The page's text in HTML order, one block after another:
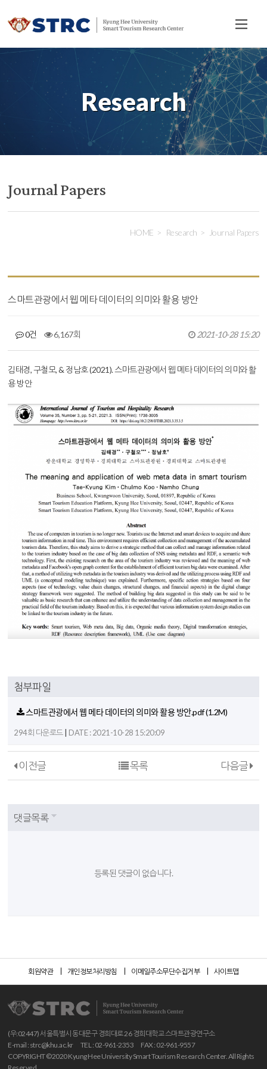
전
체
메
뉴
Research
Journal Papers
HOME Research Journal Papers
스마트관광에서 웹 메타 데이터의 의미와 활용 방안
0건 6,167회 2021-10-28 15:20
본문
김태경, 구철모, & 정남호 (2021). 스마트관광에서 웹 메타 데이터의 의미와 활
용 방안
첨부파일
스마트관광에서 웹 메타 데이터의 의미와 활용 방안.pdf(1.2M)
294회 다운로드| DATE : 2021-10-28 15:20:09
이전글 다음글
목록
댓글목록
등록된 댓글이 없습니다.
회원약관 개인정보처리방침 이메일주소무단수집거부 사이트맵
(우:02447) 서울특별시 동대문구 경희대로 26 경희대학교 스마트관광연구소
E-mail : strc@khu.ac.kr TEL : 02-961-2353
FAX : 02-961-9557
COPYRIGHT ©2020 Kyung Hee University Smart Tourism Research Center. All Rights